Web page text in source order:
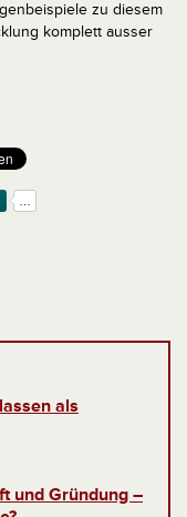
zu diesem
komplett ausser
als
und Gründung –